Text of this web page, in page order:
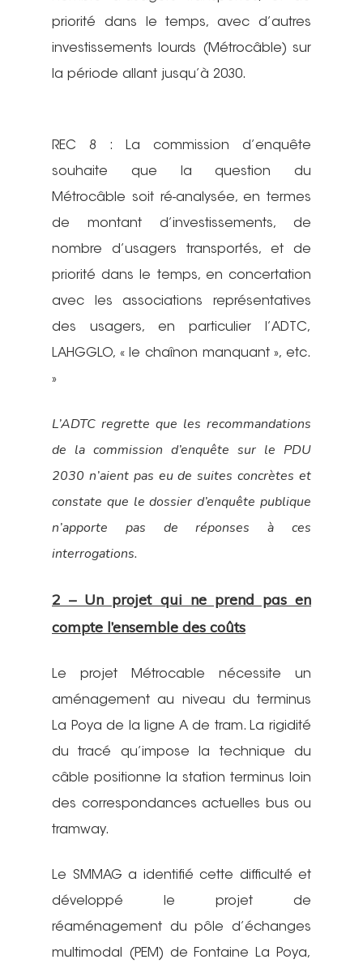
priorité dans le temps, avec d’autres
investissements lourds (Métrocâble) sur
la période allant jusqu’à 2030.
REC 8 : La commission d’enquête
souhaite que la question du
Métrocâble soit ré-analysée, en termes
de montant d’investissements, de
nombre d’usagers transportés, et de
priorité dans le temps, en concertation
avec les associations représentatives
des usagers, en particulier l’ADTC,
LAHGGLO, « le chaînon manquant », etc.
»
L’ADTC regrette que les recommandations
de la commission d’enquête sur le PDU
2030 n’aient pas eu de suites concrètes et
constate que le dossier d’enquête publique
n’apporte pas de réponses à ces
interrogations.
2 – Un projet qui ne prend pas en
compte l’ensemble des coûts
Le projet Métrocable nécessite un
aménagement au niveau du terminus
La Poya de la ligne A de tram. La rigidité
du tracé qu’impose la technique du
câble positionne la station terminus loin
des correspondances actuelles bus ou
tramway.
Le SMMAG a identifié cette difficulté et
développé le projet de
réaménagement du pôle d’échanges
multimodal (PEM) de Fontaine La Poya,